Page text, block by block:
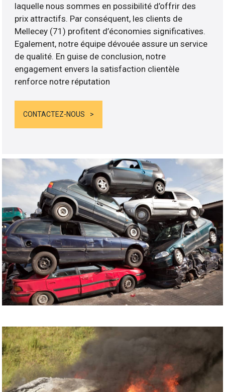
laquelle nous sommes en possibilité d’offrir des
prix attractifs. Par conséquent, les clients de
Mellecey (71) profitent d’économies significatives.
Egalement, notre équipe dévouée assure un service
de qualité. En guise de conclusion, notre
engagement envers la satisfaction clientèle
renforce notre réputation
CONTACTEZ-NOUS